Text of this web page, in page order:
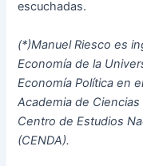
escuchadas.
(*)Manuel Riesco es
Economía de la
Economía Política en
Academia de
Centro de Estudios
(CENDA).